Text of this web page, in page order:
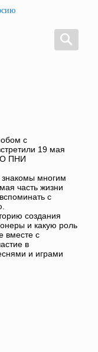
с
19 мая
ПНИ
многим
часть жизни
с
создания
и какую роль
вместе с
в
и играми